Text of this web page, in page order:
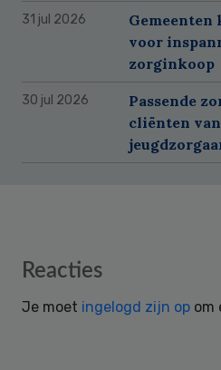
31 jul 2026
Gemeenten
voor
zorginkoop
30 jul 2026
Passende
cliënten
Reader
Reacties
Je moet ingelogd zijn op om